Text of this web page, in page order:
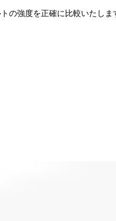
の強度を正確に比較いたし